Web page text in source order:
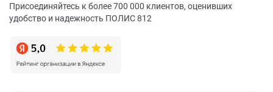
Присоединяйтесь к более 700 000 клиентов, оценивших
удобство и надежность ПОЛИС 812